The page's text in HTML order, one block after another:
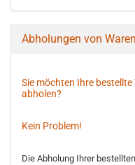
Abholungen von Waren
Sie möchten Ihre
abholen?
Kein Problem!
Die Abholung Ihrer